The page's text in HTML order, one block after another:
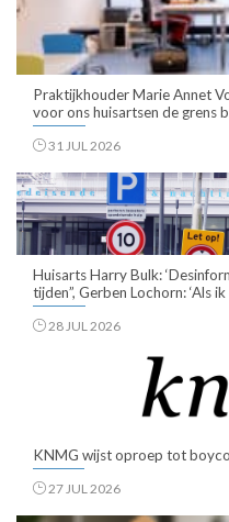
Praktijkhouder Marie Annet
voor ons huisartsen de grens
31 JUL 2026
Huisarts Harry Bulk:
tijden”, Gerben Lochorn: ‘Als
28 JUL 2026
KNMG wijst oproep tot
27 JUL 2026